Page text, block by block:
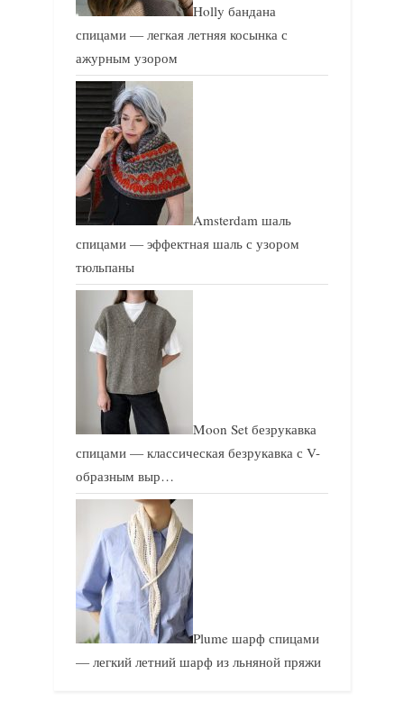
Holly бандана
спицами — легкая летняя косынка с
ажурным узором
Amsterdam шаль
спицами — эффектная шаль с узором
тюльпаны
Moon Set безрукавка
спицами — классическая безрукавка с V-
образным выр…
Plume шарф спицами
— легкий летний шарф из льняной пряжи